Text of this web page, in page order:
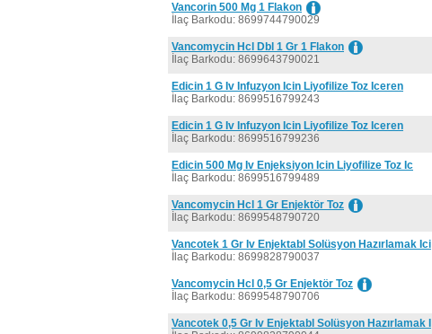
Vancorin 500 Mg 1 Flakon
İlaç Barkodu: 8699744790029
Vancomycin Hcl Dbl 1 Gr 1 Flakon
İlaç Barkodu: 8699643790021
Edicin 1 G Iv Infuzyon Icin Liyofilize Toz Iceren
İlaç Barkodu: 8699516799243
Edicin 1 G Iv Infuzyon Icin Liyofilize Toz Iceren
İlaç Barkodu: 8699516799236
Edicin 500 Mg Iv Enjeksiyon Icin Liyofilize Toz Ic
İlaç Barkodu: 8699516799489
Vancomycin Hcl 1 Gr Enjektör Toz
İlaç Barkodu: 8699548790720
Vancotek 1 Gr Iv Enjektabl Solüsyon Hazırlamak Ici
İlaç Barkodu: 8699828790037
Vancomycin Hcl 0,5 Gr Enjektör Toz
İlaç Barkodu: 8699548790706
Vancotek 0,5 Gr Iv Enjektabl Solüsyon Hazırlamak I